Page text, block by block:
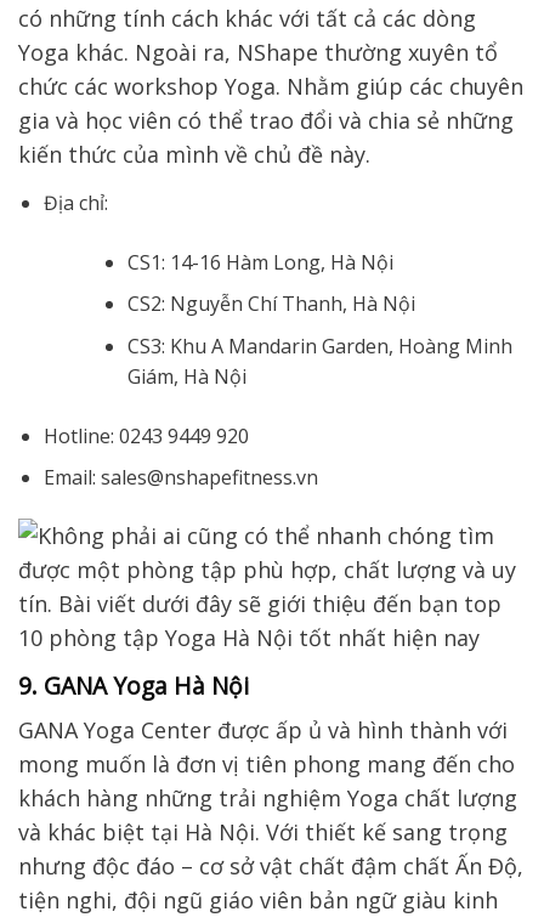
có những tính cách khác với tất cả các dòng
Yoga khác. Ngoài ra, NShape thường xuyên tổ
chức các workshop Yoga. Nhằm giúp các chuyên
gia và học viên có thể trao đổi và chia sẻ những
kiến ​​thức của mình về chủ đề này.
Địa chỉ:
CS1: 14-16 Hàm Long, Hà Nội
CS2: Nguyễn Chí Thanh, Hà Nội
CS3: Khu A Mandarin Garden, Hoàng Minh
Giám, Hà Nội
Hotline: 0243 9449 920
Email: sales@nshapefitness.vn
9. GANA Yoga Hà Nội
GANA Yoga Center được ấp ủ và hình thành với
mong muốn là đơn vị tiên phong mang đến cho
khách hàng những trải nghiệm Yoga chất lượng
và khác biệt tại Hà Nội. Với thiết kế sang trọng
nhưng độc đáo – cơ sở vật chất đậm chất Ấn Độ,
tiện nghi, đội ngũ giáo viên bản ngữ giàu kinh